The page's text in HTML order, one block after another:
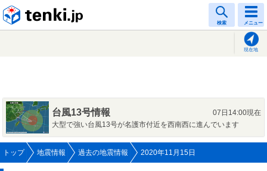
検索 メニュー
現在地
台風13号情報
07日14:00現在
大型で強い台風13号が名護市付近を西南西に進んでいます
トップ 地震情報 過去の地震情報 2020年11月15日